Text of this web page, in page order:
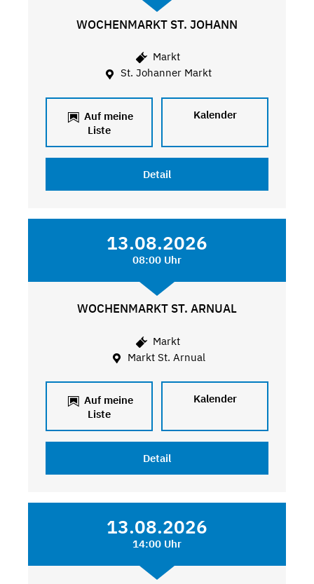
WOCHENMARKT ST. JOHANN
Markt
St. Johanner Markt
Auf meine
Liste
Kalender
Detail
13.08.2026
08:00 Uhr
WOCHENMARKT ST. ARNUAL
Markt
Markt St. Arnual
Auf meine
Liste
Kalender
Detail
13.08.2026
14:00 Uhr